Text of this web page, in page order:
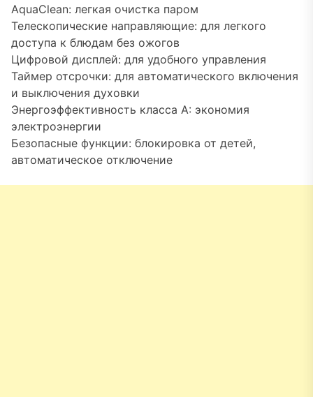
AquaClean: легкая очистка паром
Телескопические направляющие: для легкого
доступа к блюдам без ожогов
Цифровой дисплей: для удобного управления
Таймер отсрочки: для автоматического включения
и выключения духовки
Энергоэффективность класса A: экономия
электроэнергии
Безопасные функции: блокировка от детей,
автоматическое отключение